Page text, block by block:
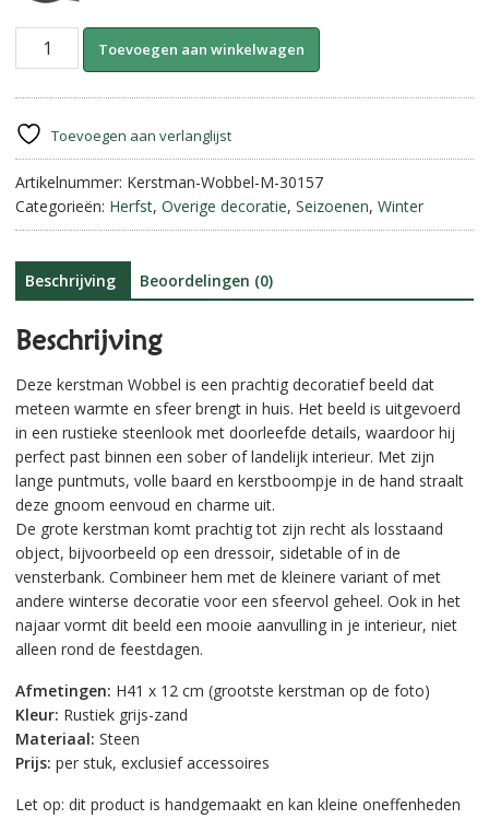
Stone
Rustique-
||
41
cm
aantal
Toevoegen aan winkelwagen
n
a
t
i
:
Toevoegen aan verlanglijst
Artikelnummer: Kerstman-Wobbel-M-30157
Categorieën: Herfst, Overige decoratie, Seizoenen, Winter
Beschrijving Beoordelingen (0)
Beschrijving
Deze kerstman Wobbel is een prachtig decoratief beeld dat
meteen warmte en sfeer brengt in huis. Het beeld is uitgevoerd
in een rustieke steenlook met doorleefde details, waardoor hij
perfect past binnen een sober of landelijk interieur. Met zijn
lange puntmuts, volle baard en kerstboompje in de hand straalt
deze gnoom eenvoud en charme uit.
De grote kerstman komt prachtig tot zijn recht als losstaand
object, bijvoorbeeld op een dressoir, sidetable of in de
vensterbank. Combineer hem met de kleinere variant of met
andere winterse decoratie voor een sfeervol geheel. Ook in het
najaar vormt dit beeld een mooie aanvulling in je interieur, niet
alleen rond de feestdagen.
Afmetingen: H41 x 12 cm (grootste kerstman op de foto)
Kleur: Rustiek grijs-zand
Materiaal: Steen
Prijs: per stuk, exclusief accessoires
Let op: dit product is handgemaakt en kan kleine oneffenheden